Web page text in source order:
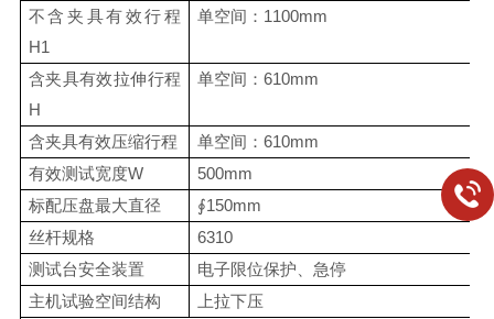
不含夹具有效行程
H1
单空间：1100mm
含夹具有效拉伸行程
H
单空间：610mm
含夹具有效压缩行程
单空间：610mm
有效测试宽度W
500mm
标配压盘最大直径
∮150mm
丝杆规格
6310
测试台安全装置
电子限位保护、急停
主机试验空间结构
上拉下压